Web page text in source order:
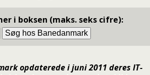
i boksen (maks. seks cifre):
opdaterede i juni 2011 deres IT-